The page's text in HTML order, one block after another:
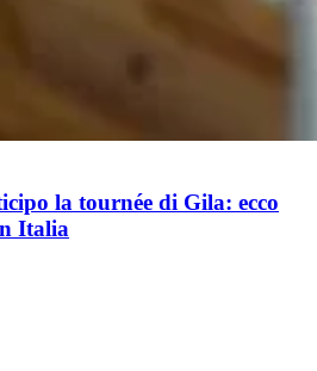
la tournée di Gila: ecco
Italia